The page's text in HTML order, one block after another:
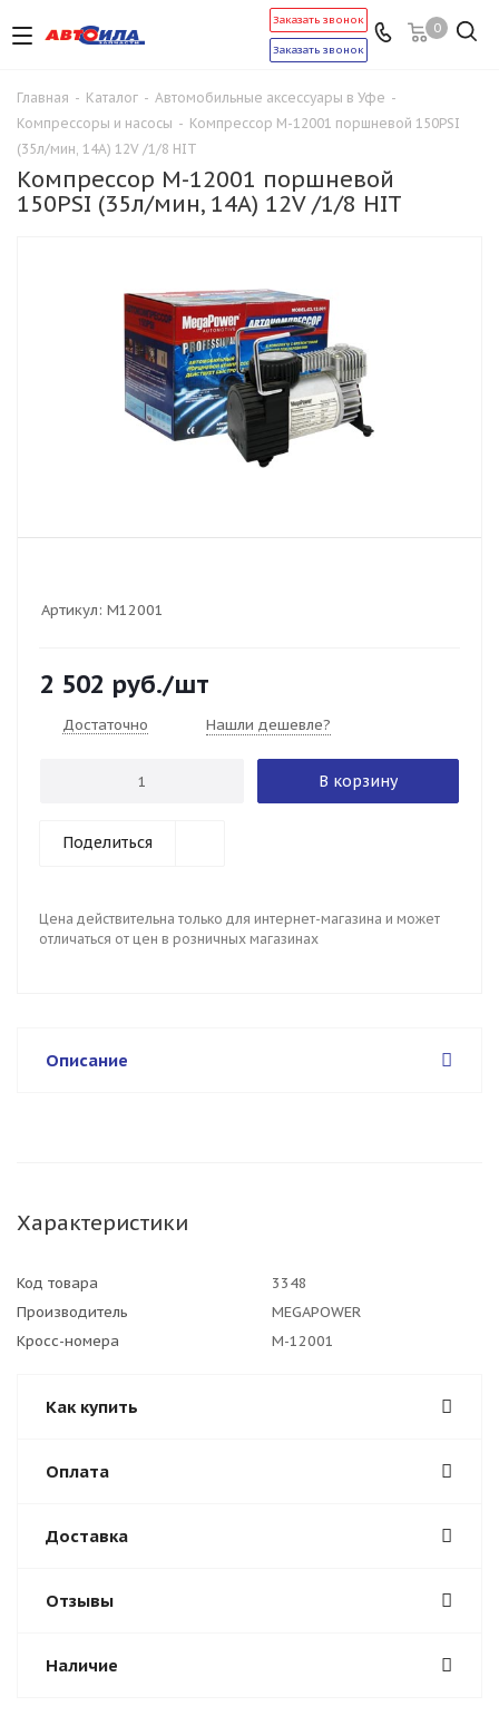
0
Заказать звонок
Заказать звонок
Главная - Каталог - Автомобильные аксессуары в Уфе -
Компрессоры и насосы - Компрессор M-12001 поршневой 150PSI
(35л/мин, 14А) 12V /1/8 HIT
Компрессор M-12001 поршневой
150PSI (35л/мин, 14А) 12V /1/8 HIT
Артикул: M12001
2 502 руб./шт
Достаточно Нашли дешевле?
В корзину
Поделиться
Цена действительна только для интернет-магазина и может
отличаться от цен в розничных магазинах
Описание
Характеристики
Код товара
3348
Производитель
MEGAPOWER
Кросс-номера
M-12001
Как купить
Оплата
Доставка
Отзывы
Наличие